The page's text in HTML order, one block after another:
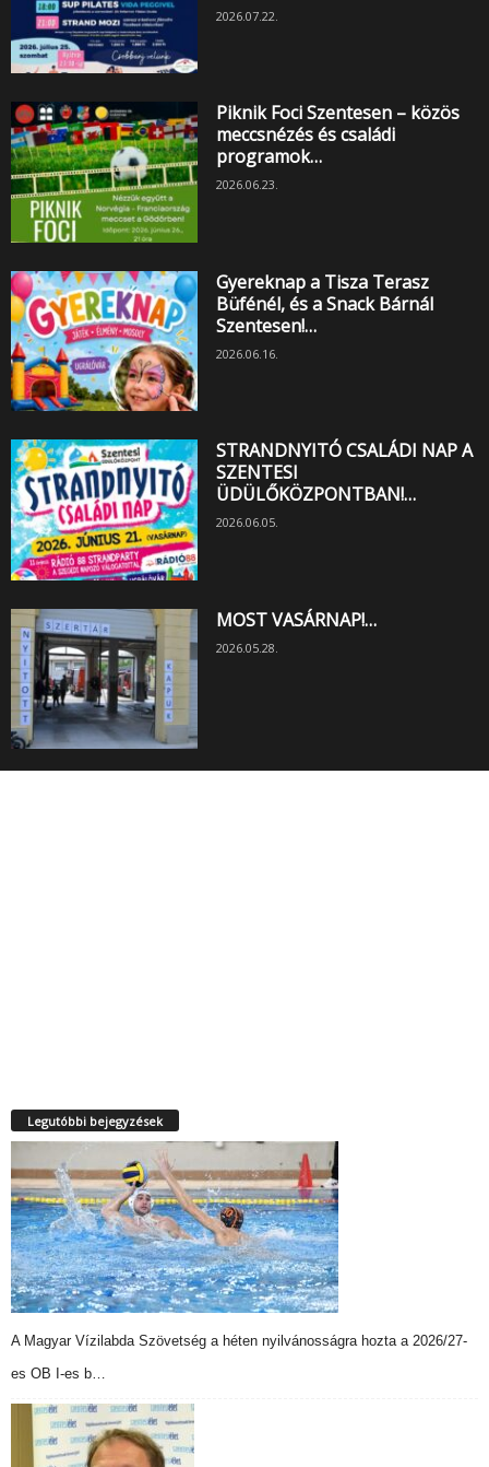
2026.07.22.
Piknik Foci Szentesen – közös
meccsnézés és családi
programok…
2026.06.23.
Gyereknap a Tisza Terasz
Büfénél, és a Snack Bárnál
Szentesen!…
2026.06.16.
STRANDNYITÓ CSALÁDI NAP A
SZENTESI
ÜDÜLŐKÖZPONTBAN!…
2026.06.05.
MOST VASÁRNAP!…
2026.05.28.
Legutóbbi bejegyzések
A Magyar Vízilabda Szövetség a héten nyilvánosságra hozta a 2026/27-
es OB I-es b…